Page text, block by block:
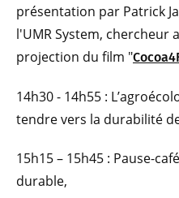
présentation par Patrick
l'UMR System, chercheur
projection du film "
14h30 - 14h55 :
tendre vers la durabilité
15h15 – 15h45 : Pause-
durable,